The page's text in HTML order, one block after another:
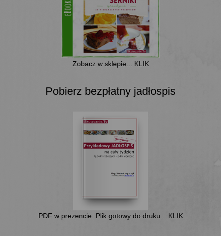
Zobacz w sklepie... KLIK
Pobierz bezpłatny jadłospis
PDF w prezencie. Plik gotowy do druku... KLIK